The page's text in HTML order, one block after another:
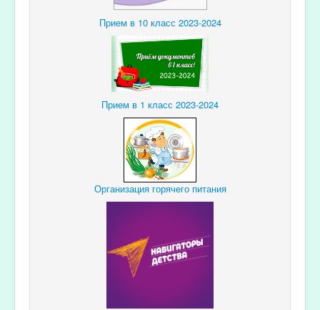
Прием в 10 класс 2023-2024
Прием в 1 класс 2023-2024
Организация горячего питания